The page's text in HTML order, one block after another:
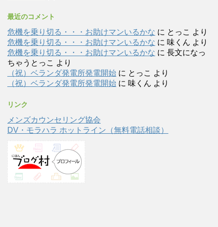
最近のコメント
危機を乗り切る・・・お助けマンいるかな に とっこ より
危機を乗り切る・・・お助けマンいるかな に 味くん より
危機を乗り切る・・・お助けマンいるかな に 長文になっ
ちゃうとっこ より
（祝）ベランダ発電所発電開始 に とっこ より
（祝）ベランダ発電所発電開始 に 味くん より
リンク
メンズカウンセリング協会
DV・モラハラ ホットライン（無料電話相談）